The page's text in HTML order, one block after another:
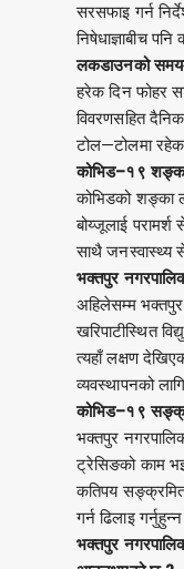
सरसफाइ गर्न
निषेधाज्ञाबीच
लकडाउनको
हरेक दिन फोहर
विवरणसहित
टोल—टोलमा
कोभिड–१९ शङ्का
कोभिडको शङ्का
बोय्जूलाई
साथै जनस्वास्थ्य
भक्तपुर
अहिलेसम्म
खरिपाटीस्थित
त्यहाँ लक्षण
व्यवस्थापनको
कोभिड–१९
भक्तपुर
ट्रेसिङको काम
कतिपय
गर्न ढिलाइ
भक्तपुर